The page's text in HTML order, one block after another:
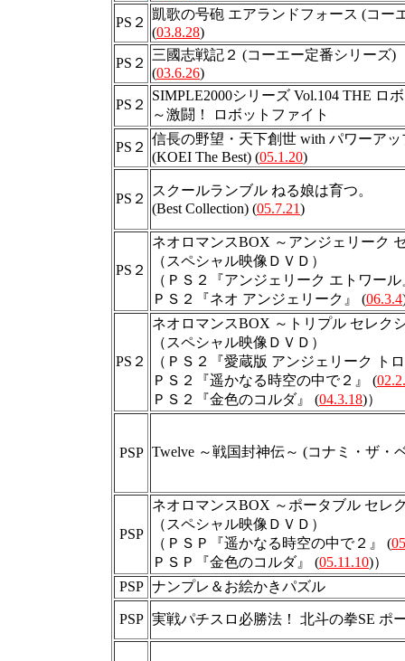
PS２
凱歌の号砲 エアランドフォース (コー
(03.8.28)
PS２
三國志戦記２ (コーエー定番シリーズ)
(03.6.26)
PS２
SIMPLE2000シリーズ Vol.104 THE ロ
～激闘！ ロボットファイト
PS２
信長の野望・天下創世 with パワーア
(KOEI The Best) (05.1.20)
PS２
スクールランブル ねる娘は育つ。
(Best Collection) (05.7.21)
PS２
ネオロマンスBOX ～アンジェリーク
（スペシャル映像ＤＶＤ）
（ＰＳ２『アンジェリーク エトワール
ＰＳ２『ネオ アンジェリーク』 (06.3.4
PS２
ネオロマンスBOX ～トリプル セレク
（スペシャル映像ＤＶＤ）
（ＰＳ２『愛蔵版 アンジェリーク ト
ＰＳ２『遥かなる時空の中で２』 (
ＰＳ２『金色のコルダ』 (04.3.18)）
PSP Twelve ～戦国封神伝～ (コナミ・ザ・
PSP
ネオロマンスBOX ～ポータブル セレ
（スペシャル映像ＤＶＤ）
（ＰＳＰ『遥かなる時空の中で２』 (
ＰＳＰ『金色のコルダ』 (05.11.10)）
PSP ナンプレ＆お絵かきパズル
PSP 実戦パチスロ必勝法！ 北斗の拳SE ポ